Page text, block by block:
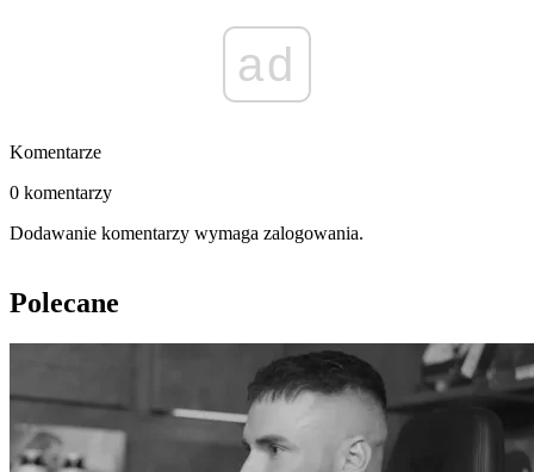
ad
Komentarze
0 komentarzy
Dodawanie komentarzy wymaga zalogowania.
Polecane